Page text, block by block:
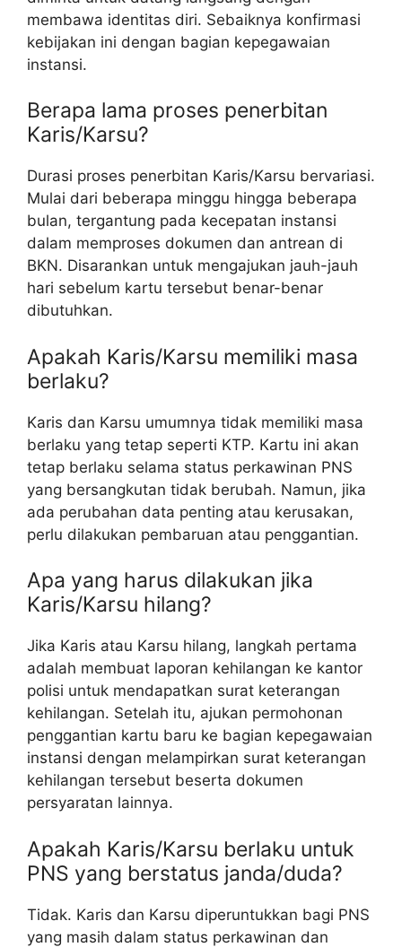
membawa identitas diri. Sebaiknya konfirmasi
kebijakan ini dengan bagian kepegawaian
instansi.
Berapa lama proses penerbitan
Karis/Karsu?
Durasi proses penerbitan Karis/Karsu bervariasi.
Mulai dari beberapa minggu hingga beberapa
bulan, tergantung pada kecepatan instansi
dalam memproses dokumen dan antrean di
BKN. Disarankan untuk mengajukan jauh-jauh
hari sebelum kartu tersebut benar-benar
dibutuhkan.
Apakah Karis/Karsu memiliki masa
berlaku?
Karis dan Karsu umumnya tidak memiliki masa
berlaku yang tetap seperti KTP. Kartu ini akan
tetap berlaku selama status perkawinan PNS
yang bersangkutan tidak berubah. Namun, jika
ada perubahan data penting atau kerusakan,
perlu dilakukan pembaruan atau penggantian.
Apa yang harus dilakukan jika
Karis/Karsu hilang?
Jika Karis atau Karsu hilang, langkah pertama
adalah membuat laporan kehilangan ke kantor
polisi untuk mendapatkan surat keterangan
kehilangan. Setelah itu, ajukan permohonan
penggantian kartu baru ke bagian kepegawaian
instansi dengan melampirkan surat keterangan
kehilangan tersebut beserta dokumen
persyaratan lainnya.
Apakah Karis/Karsu berlaku untuk
PNS yang berstatus janda/duda?
Tidak. Karis dan Karsu diperuntukkan bagi PNS
yang masih dalam status perkawinan dan